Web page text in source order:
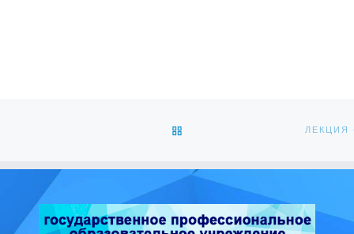
ОБРАТНО К СПИСКУЛЕКЦИЯ